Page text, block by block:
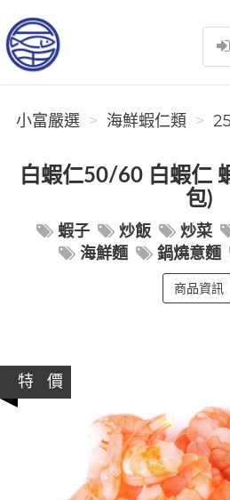
小富嚴選
小富嚴選 海鮮蝦仁類
白蝦仁50/60 白蝦仁
包)
蝦子 炒飯 炒菜
海鮮麵
鍋燒意麵
商品資訊
特 價